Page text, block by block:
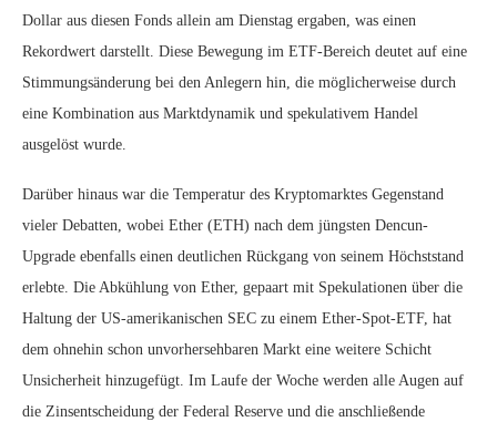
Dollar aus diesen Fonds allein am Dienstag ergaben, was einen
Rekordwert darstellt. Diese Bewegung im ETF-Bereich deutet auf eine
Stimmungsänderung bei den Anlegern hin, die möglicherweise durch
eine Kombination aus Marktdynamik und spekulativem Handel
ausgelöst wurde.
Darüber hinaus war die Temperatur des Kryptomarktes Gegenstand
vieler Debatten, wobei Ether (ETH) nach dem jüngsten Dencun-
Upgrade ebenfalls einen deutlichen Rückgang von seinem Höchststand
erlebte. Die Abkühlung von Ether, gepaart mit Spekulationen über die
Haltung der US-amerikanischen SEC zu einem Ether-Spot-ETF, hat
dem ohnehin schon unvorhersehbaren Markt eine weitere Schicht
Unsicherheit hinzugefügt. Im Laufe der Woche werden alle Augen auf
die Zinsentscheidung der Federal Reserve und die anschließende